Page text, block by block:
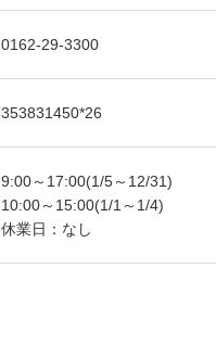
0162-29-3300
353831450*26
9:00～17:00(1/5～12/31)
10:00～15:00(1/1～1/4)
休業日：なし